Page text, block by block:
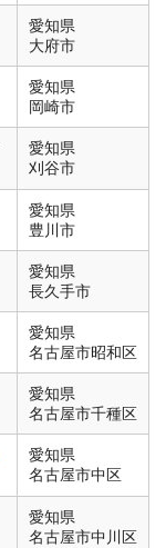
愛知県
大府市
愛知県
岡崎市
愛知県
刈谷市
愛知県
豊川市
愛知県
長久手市
愛知県
名古屋市昭和区
愛知県
名古屋市千種区
愛知県
名古屋市中区
愛知県
名古屋市中川区